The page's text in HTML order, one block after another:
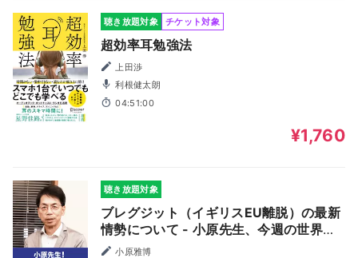
聴き放題対象 チケット対象
超効率耳勉強法
上田渉
利根健太朗
04:51:00
¥1,760
聴き放題対象
ブレグジット（イギリスEU離脱）の最新
情勢について - 小原先生、今週の世界の
動きはどうですか？（2019年9月5日
小原雅博